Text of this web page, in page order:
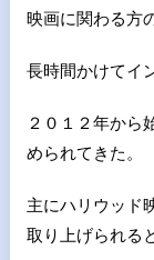
映画に関わる方
長時間かけてイ
２０１２年から
められてきた。
主にハリウッド
取り上げられる